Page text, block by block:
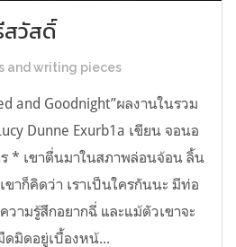
สวัสดิ์
and writing pieces
and Goodnight”ผลงานในรวม
Dunne Exurb1a เขียน จอนอ
* เขาตื่นมาในสภาพล่อนจ้อน ลิ้น
าก็คิดว่า เราเป็นใครกันนะ มีท่อ
วามรู้สึกอยากฉี่ และแม้ตัวเขาจะ
ดมิดอยู่เบื้องหน้...